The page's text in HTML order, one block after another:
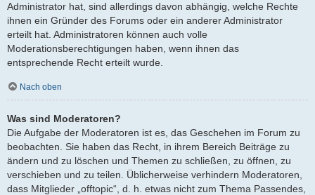
Administrator hat, sind allerdings davon abhängig, welche Rechte
ihnen ein Gründer des Forums oder ein anderer Administrator
erteilt hat. Administratoren können auch volle
Moderationsberechtigungen haben, wenn ihnen das
entsprechende Recht erteilt wurde.
Nach oben
Was sind Moderatoren?
Die Aufgabe der Moderatoren ist es, das Geschehen im Forum zu
beobachten. Sie haben das Recht, in ihrem Bereich Beiträge zu
ändern und zu löschen und Themen zu schließen, zu öffnen, zu
verschieben und zu teilen. Üblicherweise verhindern Moderatoren,
dass Mitglieder „offtopic“, d. h. etwas nicht zum Thema Passendes,